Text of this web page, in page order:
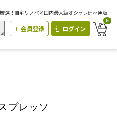
選！自宅リノベ×国内最大級オシャレ建材通販
会員登録 ログイン
0
プレッソ